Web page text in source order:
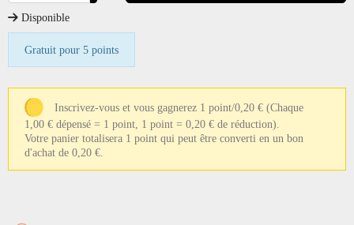
Disponible
Gratuit pour 5 points
Inscrivez-vous et vous gagnerez 1 point/0,20 € (Chaque
1,00 € dépensé = 1 point, 1 point = 0,20 € de réduction).
Votre panier totalisera 1 point qui peut être converti en un bon
d'achat de 0,20 €.